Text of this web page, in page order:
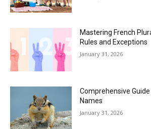
Mastering French
Rules and Exceptions
January 31, 2026
Comprehensive
Names
January 31, 2026